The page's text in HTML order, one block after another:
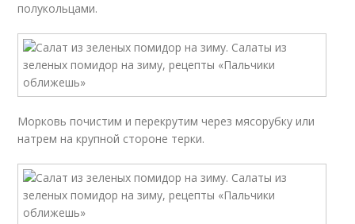
полукольцами.
Морковь почистим и перекрутим через мясорубку или
натрем на крупной стороне терки.